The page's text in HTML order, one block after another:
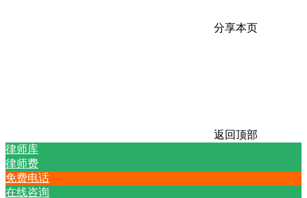
分享本页
返回顶部
律师库
律师费
免费电话
在线咨询